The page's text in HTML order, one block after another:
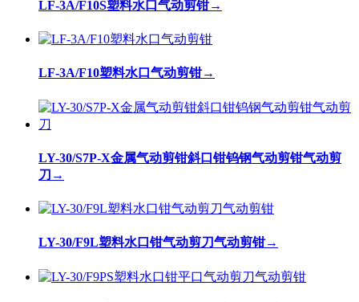
LF-3A/F10S塑料水口气动剪钳→
LF-3A/F10塑料水口气动剪钳→
LY-30/S7P-X金属气动剪钳斜口钳钨钢气动剪钳气动剪
刀 →
LY-30/F9L塑料水口钳气动剪刀气动剪钳→